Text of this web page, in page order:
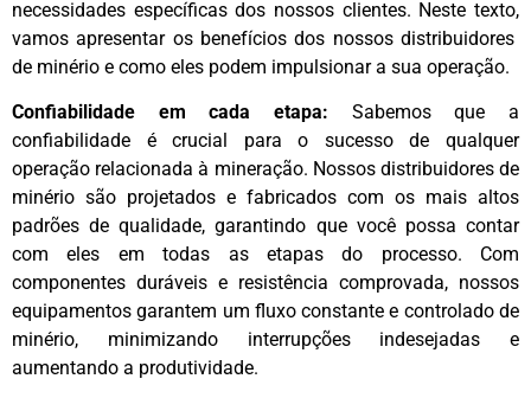
necessidades específicas dos nossos clientes. Neste texto,
vamos apresentar os benefícios dos nossos distribuidores
de minério e como eles podem impulsionar a sua operação.
Confiabilidade em cada etapa: Sabemos que a
confiabilidade é crucial para o sucesso de qualquer
operação relacionada à mineração. Nossos distribuidores de
minério são projetados e fabricados com os mais altos
padrões de qualidade, garantindo que você possa contar
com eles em todas as etapas do processo. Com
componentes duráveis e resistência comprovada, nossos
equipamentos garantem um fluxo constante e controlado de
minério, minimizando interrupções indesejadas e
aumentando a produtividade.